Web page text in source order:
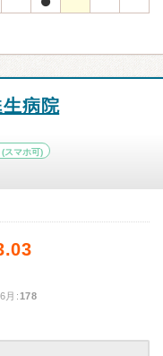
病院
(スマホ可)
:178